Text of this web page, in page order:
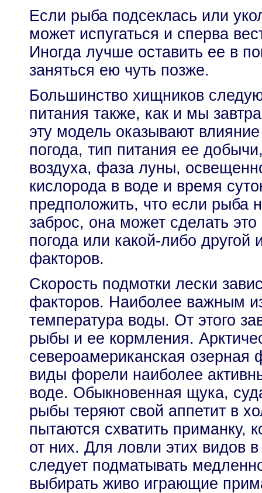
Если рыба подсеклась или
может испугаться и сперва
Иногда лучше оставить ее в
заняться ею чуть позже.
Большинство хищников
питания также, как и мы
эту модель оказывают
погода, тип питания ее
воздуха, фаза луны,
кислорода в воде и время
предположить, что если рыба
заброс, она может сделать
погода или какой-либо
факторов.
Скорость подмотки лески
факторов. Наиболее важным
температура воды. От этого
рыбы и ее кормления.
североамериканская озерная
виды форели наиболее
воде. Обыкновенная щука,
рыбы теряют свой аппетит в
пытаются схватить приманку,
от них. Для ловли этих видов
следует подматывать
выбирать живо играющие